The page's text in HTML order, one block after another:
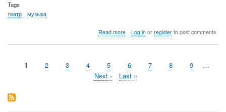
Tags
театр
музыка
Read moreabout
Log inor registerto post comments
Current
1 Page
2 Page
3 Page
4 Page
5 Page
6 Page
7 Page
8 Page
9
…
Next
Next ›
Last
Last »